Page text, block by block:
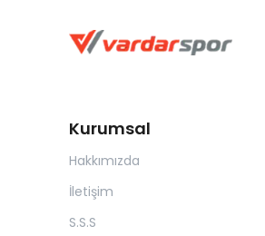
Kurumsal
Hakkımızda
İletişim
S.S.S